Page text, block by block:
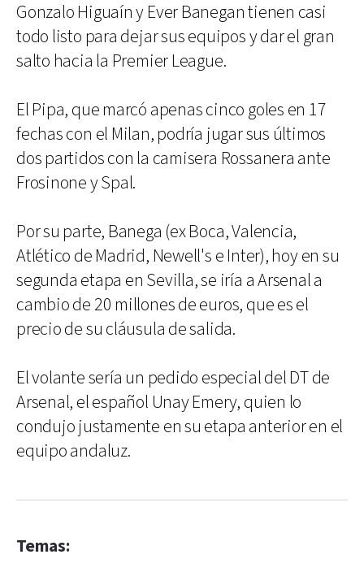
Gonzalo Higuaín y Ever Banegan tienen casi
todo listo para dejar sus equipos y dar el gran
salto hacia la Premier League.
El Pipa, que marcó apenas cinco goles en 17
fechas con el Milan, podría jugar sus últimos
dos partidos con la camisera Rossanera ante
Frosinone y Spal.
Por su parte, Banega (ex Boca, Valencia,
Atlético de Madrid, Newell's e Inter), hoy en su
segunda etapa en Sevilla, se iría a Arsenal a
cambio de 20 millones de euros, que es el
precio de su cláusula de salida.
El volante sería un pedido especial del DT de
Arsenal, el español Unay Emery, quien lo
condujo justamente en su etapa anterior en el
equipo andaluz.
Temas: